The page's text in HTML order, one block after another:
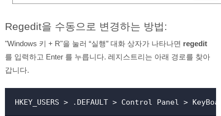
Regedit을 수동으로 변경하는 방법:
"Windows 키 + R"을 눌러 “실행” 대화 상자가 나타나면 regedit
를 입력하고 Enter 를 누릅니다. 레지스트리는 아래 경로를 찾아
갑니다.
HKEY_USERS > .DEFAULT > Control Panel >